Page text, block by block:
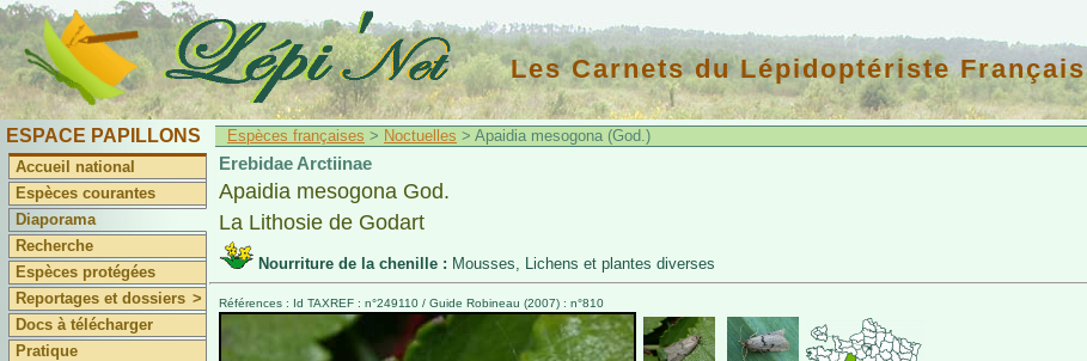
Les Carnets du Lépidoptériste Français
ESPACE PAPILLONS
Accueil national
Espèces courantes
Diaporama
Recherche
Espèces protégées
Reportages et dossiers >
Docs à télécharger
Pratique
Espèces françaises > Noctuelles > Apaidia mesogona (God.)
Erebidae Arctiinae
Apaidia mesogona God.
La Lithosie de Godart
Nourriture de la chenille : Mousses, Lichens et plantes diverses
Références : Id TAXREF : n°249110 / Guide Robineau (2007) : n°810